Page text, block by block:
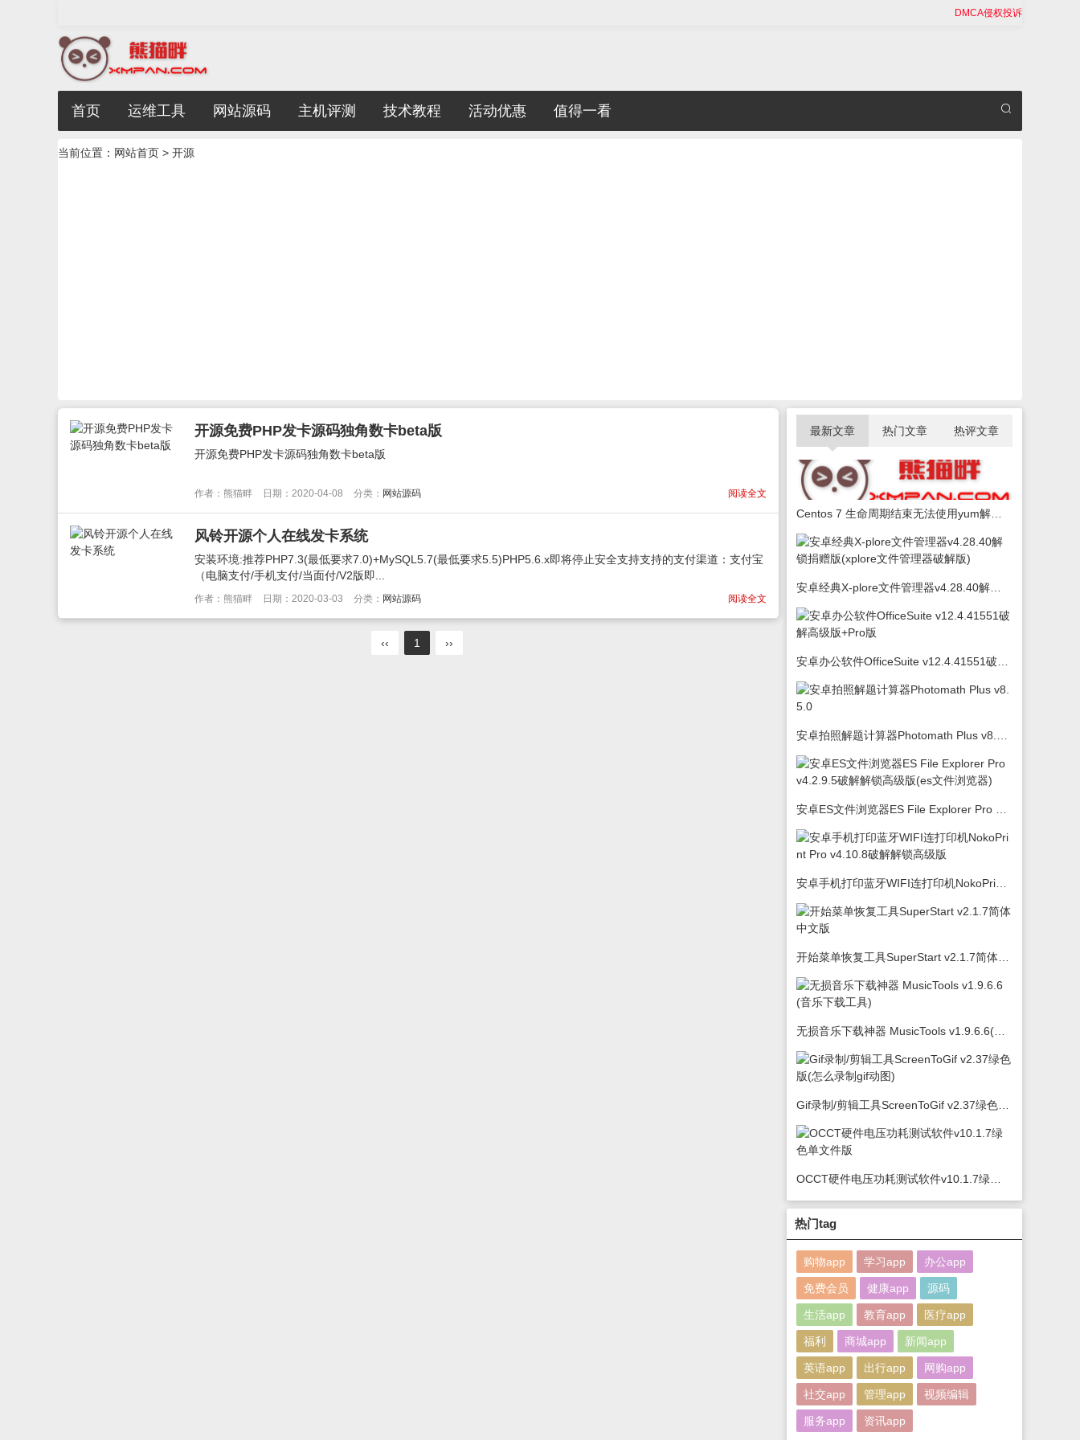
DMCA侵权投诉
首页 运维工具 网站源码 主机评测 技术教程 活动优惠 值得一看
当前位置： 网站首页 > 开源
开源免费PHP发卡源码独角数卡beta版
开源免费PHP发卡源码独角数卡beta版
阅读全文
作者：熊猫畔 日期：2020-04-08 分类： 网站源码
风铃开源个人在线发卡系统
安装环境:推荐PHP7.3(最低要求7.0)+MySQL5.7(最低要求5.5)PHP5.6.x即将停止安全支持支持的支付渠道：支付宝
（电脑支付/手机支付/当面付/V2版即...
阅读全文
作者：熊猫畔 日期：2020-03-03 分类： 网站源码
‹‹ 1 ››
最新文章 热门文章 热评文章
热门tag
购物app 学习app 办公app
免费会员 健康app 源码
生活app 教育app 医疗app
福利 商城app 新闻app
英语app 出行app 网购app
社交app 管理app 视频编辑
服务app 资讯app